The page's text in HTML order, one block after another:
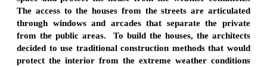
The access to the houses from the streets are articulated
through windows and arcades that separate the private
from the public areas. To build the houses, the architects
decided to use traditional construction methods that would
protect the interior from the extreme weather conditions